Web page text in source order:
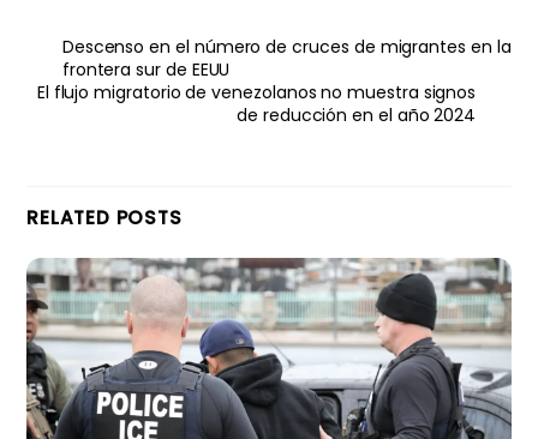
Descenso en el número de cruces de migrantes en la
frontera sur de EEUU
El flujo migratorio de venezolanos no muestra signos
de reducción en el año 2024
RELATED POSTS